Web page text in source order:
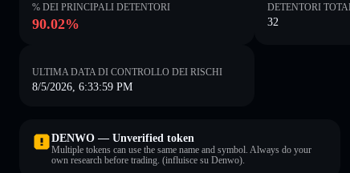
% DEI PRINCIPALI DETENTORI
90.02%
DETENTORI
32
ULTIMA DATA DI CONTROLLO DEI RISCHI
8/5/2026, 6:33:59 PM
DENWO — Unverified token
Multiple tokens can use the same name and symbol. Always do your
own research before trading. (influisce su Denwo).